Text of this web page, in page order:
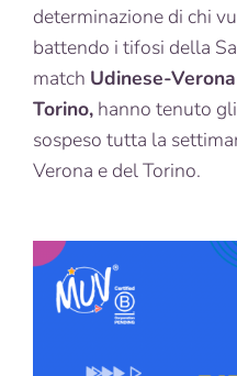
determinazione di chi
battendo i tifosi della
match Udinese-Verona
Torino, hanno tenuto
sospeso tutta la
Verona e del Torino.